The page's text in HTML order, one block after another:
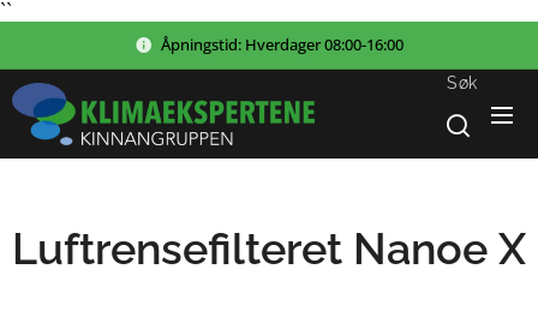
``
Åpningstid: Hverdager08:00-16:00
Søk
Luftrensefilteret Nanoe X